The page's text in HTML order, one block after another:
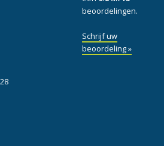
beoordelingen.
Schrijf uw
beoordeling »